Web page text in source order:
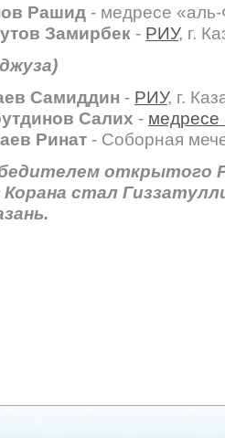
Рашид - медресе «аль-
Замирбек - РИУ, г.
Самиддин - РИУ, г.
Салих -
Ринат - Соборная
открытого
Корана стал